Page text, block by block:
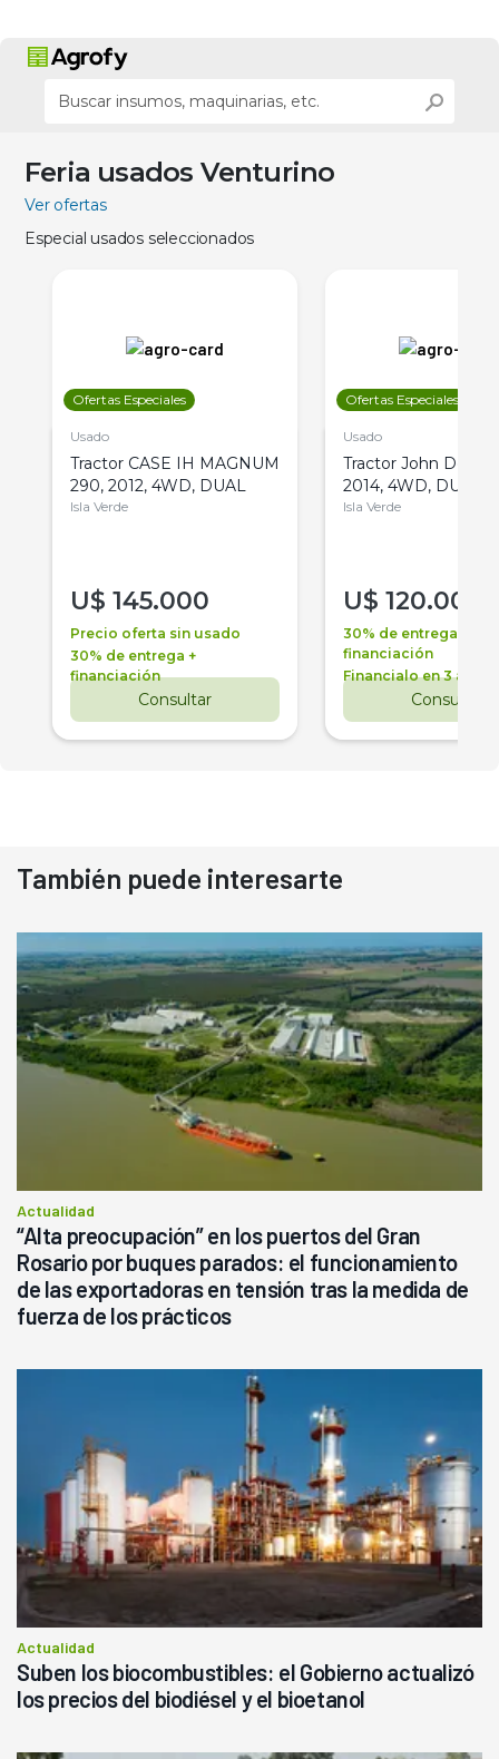
Feria usados Venturino
Ver ofertas
Especial usados seleccionados
Ofertas Especiales
Usado
Tractor CASE IH MAGNUM
290, 2012, 4WD, DUAL
Isla Verde
U$ 145.000
Precio oferta sin usado
30% de entrega +
financiación
Consultar
Ofertas Especiales
Usado
Tractor John Deere
2014, 4WD, DUAL
Isla Verde
U$ 120.000
30% de entrega +
financiación
Financialo en 3 años
Consultar
También puede interesarte
Actualidad
“Alta preocupación” en los puertos del Gran
Rosario por buques parados: el funcionamiento
de las exportadoras en tensión tras la medida de
fuerza de los prácticos
Actualidad
Suben los biocombustibles: el Gobierno actualizó
los precios del biodiésel y el bioetanol